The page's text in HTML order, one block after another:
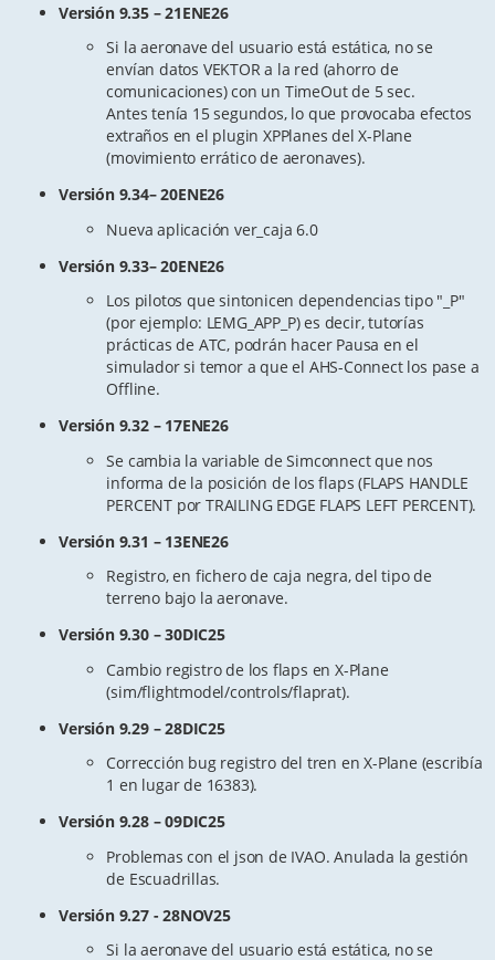
Versión 9.35 – 21ENE26
Si la aeronave del usuario está estática, no se
envían datos VEKTOR a la red (ahorro de
comunicaciones) con un TimeOut de 5 sec.
Antes tenía 15 segundos, lo que provocaba efectos
extraños en el plugin XPPlanes del X-Plane
(movimiento errático de aeronaves).
Versión 9.34– 20ENE26
Nueva aplicación ver_caja 6.0
Versión 9.33– 20ENE26
Los pilotos que sintonicen dependencias tipo "_P"
(por ejemplo: LEMG_APP_P) es decir, tutorías
prácticas de ATC, podrán hacer Pausa en el
simulador si temor a que el AHS-Connect los pase a
Offline.
Versión 9.32 – 17ENE26
Se cambia la variable de Simconnect que nos
informa de la posición de los flaps (FLAPS HANDLE
PERCENT por TRAILING EDGE FLAPS LEFT PERCENT).
Versión 9.31 – 13ENE26
Registro, en fichero de caja negra, del tipo de
terreno bajo la aeronave.
Versión 9.30 – 30DIC25
Cambio registro de los flaps en X-Plane
(sim/flightmodel/controls/flaprat).
Versión 9.29 – 28DIC25
Corrección bug registro del tren en X-Plane (escribía
1 en lugar de 16383).
Versión 9.28 – 09DIC25
Problemas con el json de IVAO. Anulada la gestión
de Escuadrillas.
Versión 9.27 - 28NOV25
Si la aeronave del usuario está estática, no se